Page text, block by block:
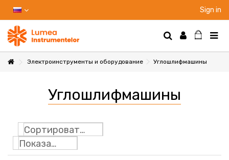
Sign in
Электроинструменты и оборудование Углошлифмашины
Углошлифмашины
Сортировать по
Показать: 24